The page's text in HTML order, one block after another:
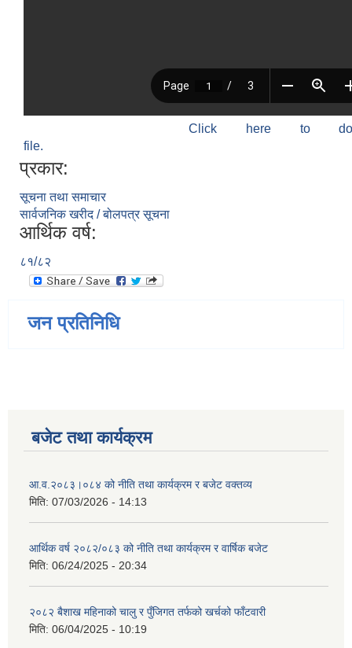
Click here to
file.
प्रकार:
सूचना तथा समाचार
सार्वजनिक खरीद / बोलपत्र सूचना
आर्थिक वर्ष:
८१/८२
जन प्रतिनिधि
बजेट तथा कार्यक्रम
आ.व.२०८३।०८४ को नीति तथा कार्यक्रम र बजेट वक्तव्य
मिति: 07/03/2026 - 14:13
आर्थिक वर्ष २०८२/०८३ को नीति तथा कार्यक्रम र वार्षिक बजेट
मिति: 06/24/2025 - 20:34
२०८२ बैशाख महिनाको चालु र पुँजिगत तर्फको खर्चको फाँटवारी
मिति: 06/04/2025 - 10:19